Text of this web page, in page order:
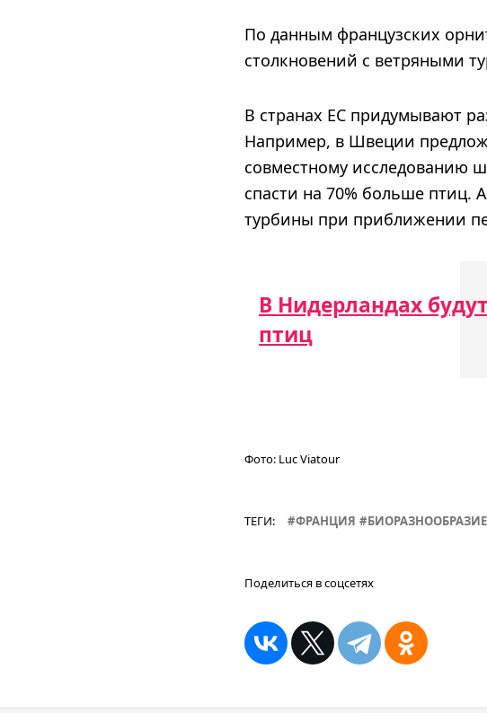
По данным французских
столкновений с ветряными
В странах ЕС придумывают
Например, в Швеции
совместному исследованию
спасти на 70% больше птиц.
турбины при приближении
В Нидерландах
птиц
Фото: Luc Viatour
ТЕГИ: ФРАНЦИЯ БИОРАЗНООБРАЗИЕ
Поделиться в соцсетях